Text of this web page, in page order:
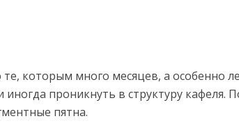
которым много месяцев, а особенно
проникнуть в структуру кафеля.
пятна.